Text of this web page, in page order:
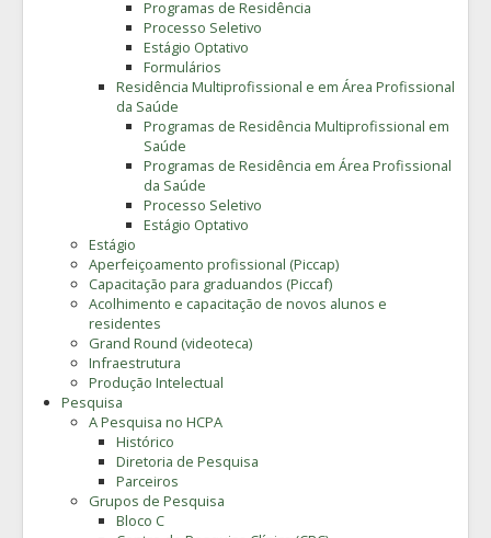
Programas de Residência
Processo Seletivo
Estágio Optativo
Formulários
Residência Multiprofissional e em Área Profissional
da Saúde
Programas de Residência Multiprofissional em
Saúde
Programas de Residência em Área Profissional
da Saúde
Processo Seletivo
Estágio Optativo
Estágio
Aperfeiçoamento profissional (Piccap)
Capacitação para graduandos (Piccaf)
Acolhimento e capacitação de novos alunos e
residentes
Grand Round (videoteca)
Infraestrutura
Produção Intelectual
Pesquisa
A Pesquisa no HCPA
Histórico
Diretoria de Pesquisa
Parceiros
Grupos de Pesquisa
Bloco C